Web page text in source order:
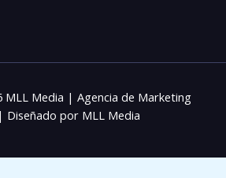
Media | Agencia de Marketing
Diseñado por MLL Media